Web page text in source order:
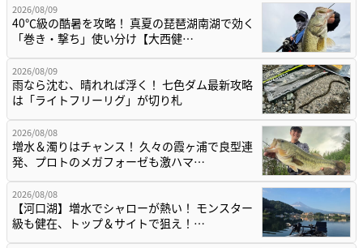
2026/08/09
40℃級の酷暑を攻略！ 真夏の琵琶湖南湖で効く
「巻き・撃ち」使い分け【大西健…
2026/08/09
雨なら沈む、晴れれば浮く！ 七色ダム最新攻略
は「ライトフリーリグ」が切り札
2026/08/08
増水＆濁りはチャンス！ 久々の霞ヶ浦で良型連
発、プロトのメガフォーゼも激ハマ…
2026/08/08
【河口湖】増水でシャローが熱い！ モンスター
級も健在、トップ＆サイトで狙え！…